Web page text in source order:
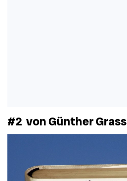
#2 von Günther